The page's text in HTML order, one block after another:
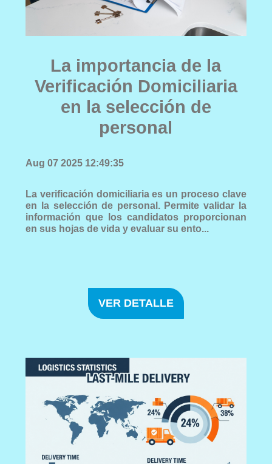
La importancia de la
Verificación Domiciliaria
en la selección de
personal
Aug 07 2025 12:49:35
La verificación domiciliaria es un proceso clave
en la selección de personal. Permite validar la
información que los candidatos proporcionan
en sus hojas de vida y evaluar su ento...
VER DETALLE